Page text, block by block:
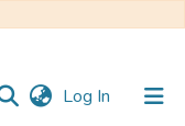
Log In (current)